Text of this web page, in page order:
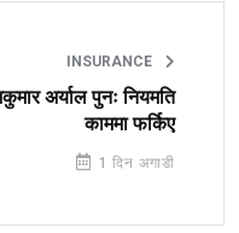
INSURANCE
अर्याल पुनः नियमति
काममा फर्किए
1 दिन अगाडी